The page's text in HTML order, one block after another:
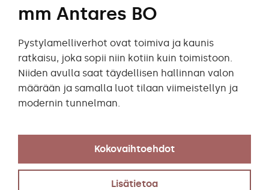
mm Antares BO
Pystylamelliverhot ovat toimiva ja kaunis
ratkaisu, joka sopii niin kotiin kuin toimistoon.
Niiden avulla saat täydellisen hallinnan valon
määrään ja samalla luot tilaan viimeistellyn ja
modernin tunnelman.
Kokovaihtoehdot
Lisätietoa